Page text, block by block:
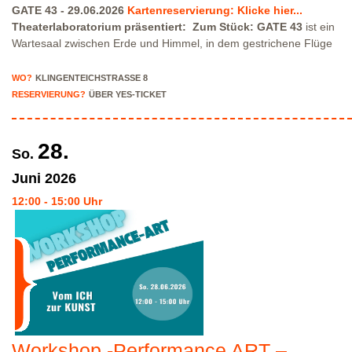
GATE 43 - 29.06.2026 Kartenreservierung: Klicke hier...
Theaterlaboratorium präsentiert: Zum Stück: GATE 43 ist ein
Wartesaal zwischen Erde und Himmel, in dem gestrichene Flüge
Durchsagen, zwischen Müdigkeit, Sehnsucht und verlorenen
Träumen.Regie: Massalé Sankhon
eingeschränkte Parkmöglichkeiten in der Klingenteichstraße
verfügen. Hinweise über Parkmöglichkeiten findest Du hier:
Parkmöglichkeiten_TWHD
siehe weiter oben!
WO? KLINGENTEICHSTRASSE 8
RESERVIERUNG? ÜBER YES-TICKET
So. 28.
Juni 2026
12:00 - 15:00 Uhr